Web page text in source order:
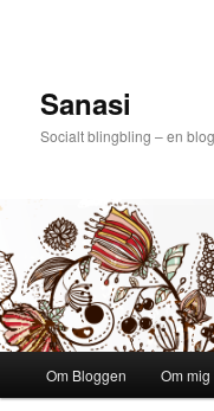
Sanasi
Socialt blingbling – en
Hoppa till huvudinnehåll
Hoppa till sekundärt
Om Bloggen Om mig